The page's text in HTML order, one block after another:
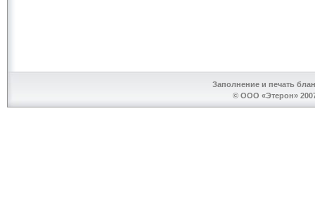
Заполнение и печать
© ООО «Этерон»